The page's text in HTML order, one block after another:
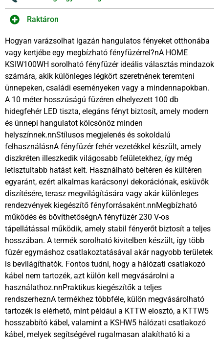
Raktáron
Hogyan varázsolhat igazán hangulatos fényeket otthonába
vagy kertjébe egy megbízható fényfüzérrel?nA HOME
KSIW100WH sorolható fényfüzér ideális választás mindazok
számára, akik különleges légkört szeretnének teremteni
ünnepeken, családi eseményeken vagy a mindennapokban.
A 10 méter hosszúságú füzéren elhelyezett 100 db
hidegfehér LED tiszta, elegáns fényt biztosít, amely modern
és ünnepi hangulatot kölcsönöz minden
helyszínnek.nnStílusos megjelenés és sokoldalú
felhasználásnA fényfüzér fehér vezetékkel készült, amely
diszkréten illeszkedik világosabb felületekhez, így még
letisztultabb hatást kelt. Használható beltéren és kültéren
egyaránt, ezért alkalmas karácsonyi dekorációnak, esküvők
díszítésére, terasz megvilágítására vagy akár különleges
rendezvények kiegészítő fényforrásaként.nnMegbízható
működés és bővíthetőségnA fényfüzér 230 V-os
tápellátással működik, amely stabil fényerőt biztosít a teljes
hosszában. A termék sorolható kivitelben készült, így több
füzér egymáshoz csatlakoztatásával akár nagyobb területek
is bevilágíthatók. Fontos tudni, hogy a hálózati csatlakozó
kábel nem tartozék, azt külön kell megvásárolni a
használathoz.nnPraktikus kiegészítők a teljes
rendszerheznA termékhez többféle, külön megvásárolható
tartozék is elérhető, mint például a KTTW elosztó, a KTTW5
hosszabbító kábel, valamint a KSHW5 hálózati csatlakozó
kábel, melyek segítségével rugalmasan alakítható ki a